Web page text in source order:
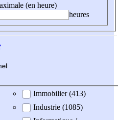
(en heure)
heures
Immobilier (413)
Industrie (1085)